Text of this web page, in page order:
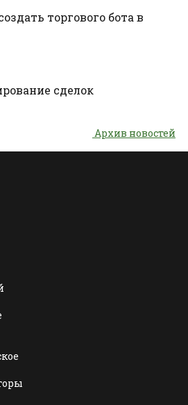
торгового бота в
сделок
Архив новостей